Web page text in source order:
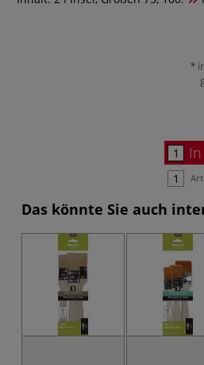
Das könnte Sie auch